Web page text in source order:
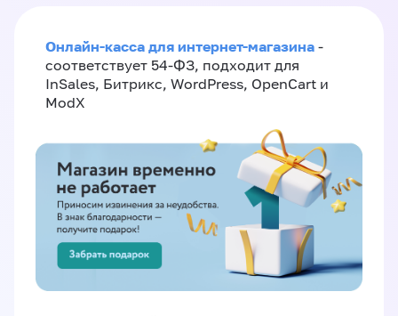
Онлайн-касса для интернет-магазина -
соответствует 54-ФЗ, подходит для
InSales, Битрикс, WordPress, OpenCart и
ModX